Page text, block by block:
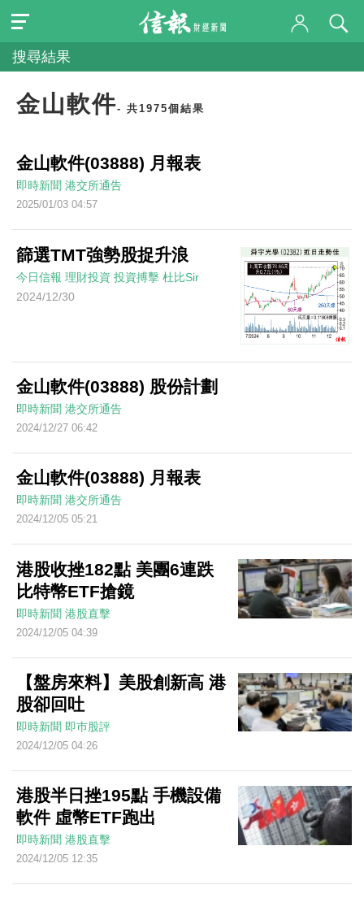
搜尋結果
金山軟件- 共1975個結果
金山軟件(03888) 月報表
即時新聞 港交所通告
2025/01/03 04:57
篩選TMT強勢股捉升浪
今日信報 理財投資 投資搏擊 杜比Sir
2024/12/30
金山軟件(03888) 股份計劃
即時新聞 港交所通告
2024/12/27 06:42
金山軟件(03888) 月報表
即時新聞 港交所通告
2024/12/05 05:21
港股收挫182點 美團6連跌
比特幣ETF搶鏡
即時新聞 港股直擊
2024/12/05 04:39
【盤房來料】美股創新高 港
股卻回吐
即時新聞 即巿股評
2024/12/05 04:26
港股半日挫195點 手機設備
軟件 虛幣ETF跑出
即時新聞 港股直擊
2024/12/05 12:35